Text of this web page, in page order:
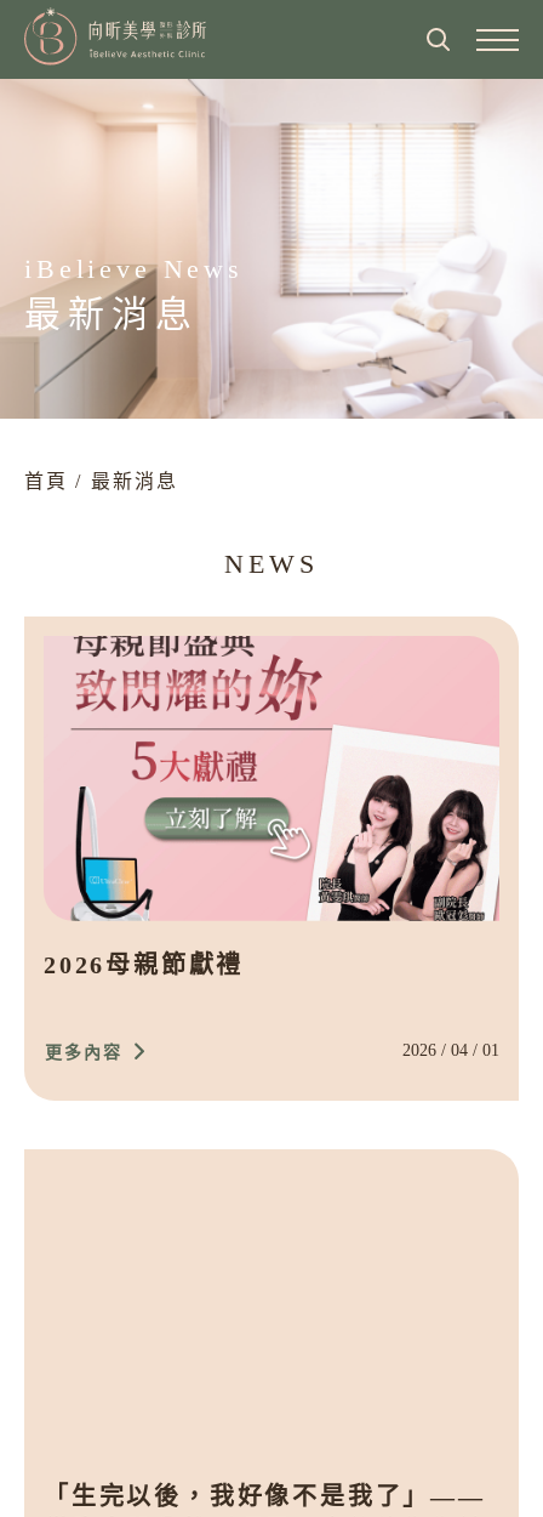
關於向昕
醫師介紹
診所介紹
營業時間
交通方式
鄰近飯店住宿
最新消息
醫師專欄
服務項目
眼部整形
臉部整形、抗老化拉提
隆乳材質介紹
女性私密處
產後全方位修復
產後漏尿
改良式微創痔瘡
美麗見證
美麗分享
熱門影音
iBelieve News
最新消息
首頁 / 最新消息
NEWS
2026母親節獻禮
更多內容 2026 / 04 / 01
「生完以後，我好像不是我了」——